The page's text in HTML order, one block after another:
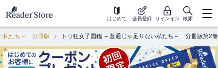
はじめて 会員登録 サインイン 検索
私たち～ 分冊版 トウ狂女子図鑑 ～普通じゃ足りない私たち～ 分冊版第2巻